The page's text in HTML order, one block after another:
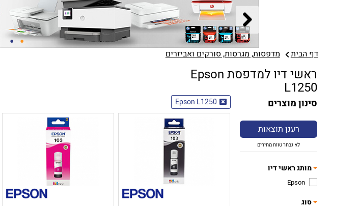
דף הבית מדפסות, מגרסות, סורקים ואביזרים
ראשי דיו למדפסת Epson
L1250
סינון מוצרים
רענן תוצאות
לא נבחר טווח מחירים
מותג ראשי דיו
Epson
סוג
Epson L1250